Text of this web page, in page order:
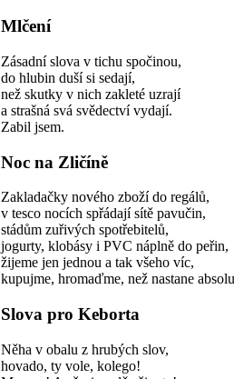
Mlčení
Zásadní slova v tichu spočinou,
do hlubin duší si sedají,
než skutky v nich zakleté uzrají
a strašná svá svědectví vydají.
Zabil jsem.
Noc na Zličíně
Zakladačky nového zboží do regálů,
v tesco nocích spřádají sítě pavučin,
stádům zuřivých spotřebitelů,
jogurty, klobásy i PVC náplně do peřin,
žijeme jen jednou a tak všeho víc,
kupujme, hromaďme, než nastane
Slova pro Keborta
Něha v obalu z hrubých slov,
hovado, ty vole, kolego!